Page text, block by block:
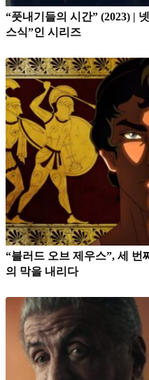
“풋내기들의 시간” (2023) |
스식”인 시리즈
“블러드 오브 제우스”, 세 번
의 막을 내리다